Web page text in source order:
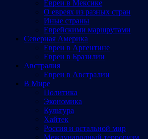
Евреи в Мексике
О евреях из разных стран
Иные страны
Еврейскими маршрутами
Северная Америка
Евреи в Аргентине
Евреи в Бразилии
Австралия
Евреи в Австралии
В Мире
Политика
Экономика
Культура
Хайтек
Россия и остальной мир
Международный терроризм